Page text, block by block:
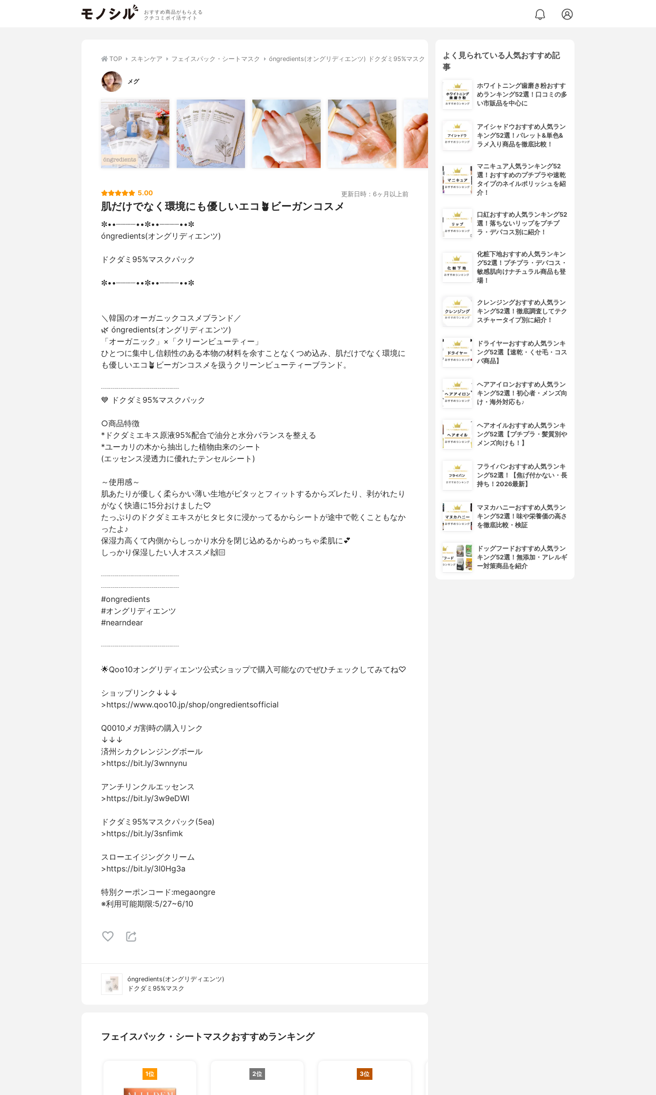
おすすめ商品がもらえる
クチコミポイ活サイト
TOP スキンケア フェイスパック・シートマスク óngredients(オングリディエンツ) ドクダミ95%マスク
メグ
5.00 更新日時：6ヶ月以上前
肌だけでなく環境にも優しいエコ🪴ビーガンコスメ
✼••┈┈┈┈••✼••┈┈┈┈••✼
óngredients(オングリディエンツ)
ドクダミ95%マスクパック
✼••┈┈┈┈••✼••┈┈┈┈••✼
＼韓国のオーガニックコスメブランド／
🌿 óngredients(オングリディエンツ)
「オーガニック」×「クリーンビューティー」
ひとつに集中し信頼性のある本物の材料を余すことなくつめ込み、肌だけでなく環境に
も優しいエコ🪴ビーガンコスメを扱うクリーンビューティーブランド。
┈┈┈┈┈┈┈┈┈┈
💙 ドクダミ95%マスクパック
○商品特徴
*ドクダミエキス原液95%配合で油分と水分バランスを整える
*ユーカリの木から抽出した植物由来のシート
(エッセンス浸透力に優れたテンセルシート)
～使用感～
肌あたりが優しく柔らかい薄い生地がピタッとフィットするからズレたり、剥がれたり
がなく快適に15分おけました♡
たっぷりのドクダミエキスがヒタヒタに浸かってるからシートが途中で乾くこともなか
ったよ♪
保湿力高くて内側からしっかり水分を閉じ込めるからめっちゃ柔肌に💕
しっかり保湿したい人オススメ🙌🏻
┈┈┈┈┈┈┈┈┈┈
┈┈┈┈┈┈┈┈┈┈
#ongredients
#オングリディエンツ
#nearndear
┈┈┈┈┈┈┈┈┈┈
🌟Qoo10オングリディエンツ公式ショップで購入可能なのでぜひチェックしてみてね♡
ショップリンク↓↓↓
>https://www.qoo10.jp/shop/ongredientsofficial
Q0010メガ割時の購入リンク
↓↓↓
済州シカクレンジングボール
>https://bit.ly/3wnnynu
アンチリンクルエッセンス
>https://bit.ly/3w9eDWI
ドクダミ95%マスクパック(5ea)
>https://bit.ly/3snfimk
スローエイジングクリーム
>https://bit.ly/3I0Hg3a
特別クーポンコード:megaongre
※利用可能期限:5/27~6/10
óngredients(オングリディエンツ)
ドクダミ95%マスク
フェイスパック・シートマスクおすすめランキング
1位 2位 3位
よく見られている人気おすすめ記
事
ホワイトニング歯磨き粉おすす
めランキング52選！口コミの多
い市販品を中心に
アイシャドウおすすめ人気ラン
キング52選！パレット&単色&
ラメ入り商品を徹底比較！
マニキュア人気ランキング52
選！おすすめのプチプラや速乾
タイプのネイルポリッシュを紹
介！
口紅おすすめ人気ランキング52
選！落ちないリップをプチプ
ラ・デパコス別に紹介！
化粧下地おすすめ人気ランキン
グ52選！プチプラ・デパコス・
敏感肌向けナチュラル商品も登
場！
クレンジングおすすめ人気ラン
キング52選！徹底調査してテク
スチャータイプ別に紹介！
ドライヤーおすすめ人気ランキ
ング52選【速乾・くせ毛・コス
パ商品】
ヘアアイロンおすすめ人気ラン
キング52選！初心者・メンズ向
け・海外対応も♪
ヘアオイルおすすめ人気ランキ
ング52選【プチプラ・髪質別や
メンズ向けも！】
フライパンおすすめ人気ランキ
ング52選！【焦げ付かない・長
持ち！2026最新】
マヌカハニーおすすめ人気ラン
キング52選！味や栄養価の高さ
を徹底比較・検証
ドッグフードおすすめ人気ラン
キング52選！無添加・アレルギ
ー対策商品を紹介